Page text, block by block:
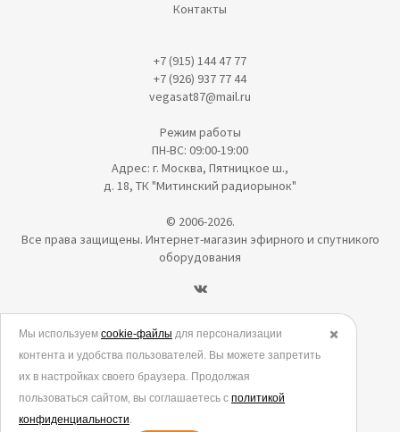
Контакты
+7 (915) 144 47 77
+7 (926) 937 77 44
vegasat87@mail.ru
Режим работы
ПН-ВС: 09:00-19:00
Адрес: г. Москва, Пятницкое ш.,
д. 18, ТК "Митинский радиорынок"
© 2006-2026.
Все права защищены. Интернет-магазин эфирного и спутникого
оборудования
Политика в отношении обработки персональных данных
Согласие на обработку персональных данных
Согласие на обработку данных метрическими программами
Политика использования cookies
✖️
Мы используем cookie-файлы для персонализации
контента и удобства пользователей. Вы можете запретить
их в настройках своего браузера. Продолжая
пользоваться сайтом, вы соглашаетесь с политикой
конфиденциальности.